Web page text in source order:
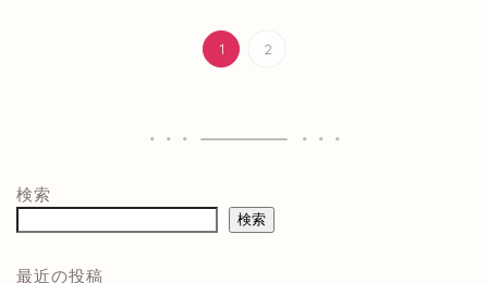
1 2
検索
検索
最近の投稿